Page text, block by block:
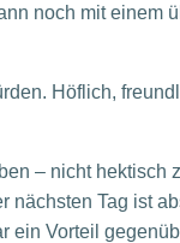
noch mit einem
Höflich,
– nicht hektisch
Tag ist
ein Vorteil